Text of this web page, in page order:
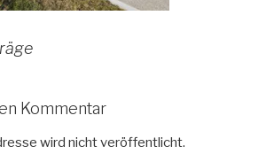
Kommentar
wird nicht veröffentlicht.